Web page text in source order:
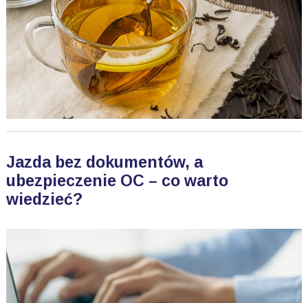
Jazda bez dokumentów, a
ubezpieczenie OC – co warto
wiedzieć?